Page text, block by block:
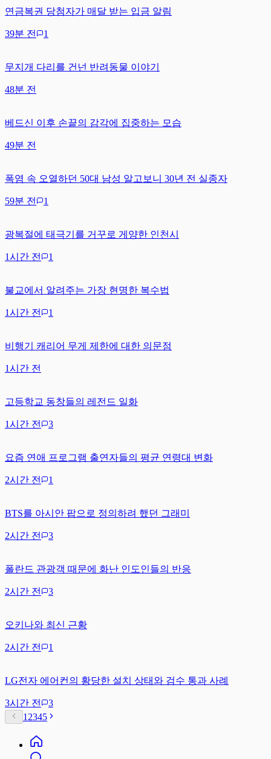
연금복권 당첨자가 매달 받는 입금 알림
39분 전 1
무지개 다리를 건넌 반려동물 이야기
48분 전
베드신 이후 손끝의 감각에 집중하는 모습
49분 전
폭염 속 오열하던 50대 남성 알고보니 30년 전 실종자
59분 전 1
광복절에 태극기를 거꾸로 게양한 인천시
1시간 전 1
불교에서 알려주는 가장 현명한 복수법
1시간 전 1
비행기 캐리어 무게 제한에 대한 의문점
1시간 전
고등학교 동창들의 레전드 일화
1시간 전 3
요즘 연애 프로그램 출연자들의 평균 연령대 변화
2시간 전 1
BTS를 아시안 팝으로 정의하려 했던 그래미
2시간 전 3
폴란드 관광객 때문에 화난 인도인들의 반응
2시간 전 3
오키나와 최신 근황
2시간 전 1
LG전자 에어컨의 황당한 설치 상태와 검수 통과 사례
3시간 전
3
1 2345